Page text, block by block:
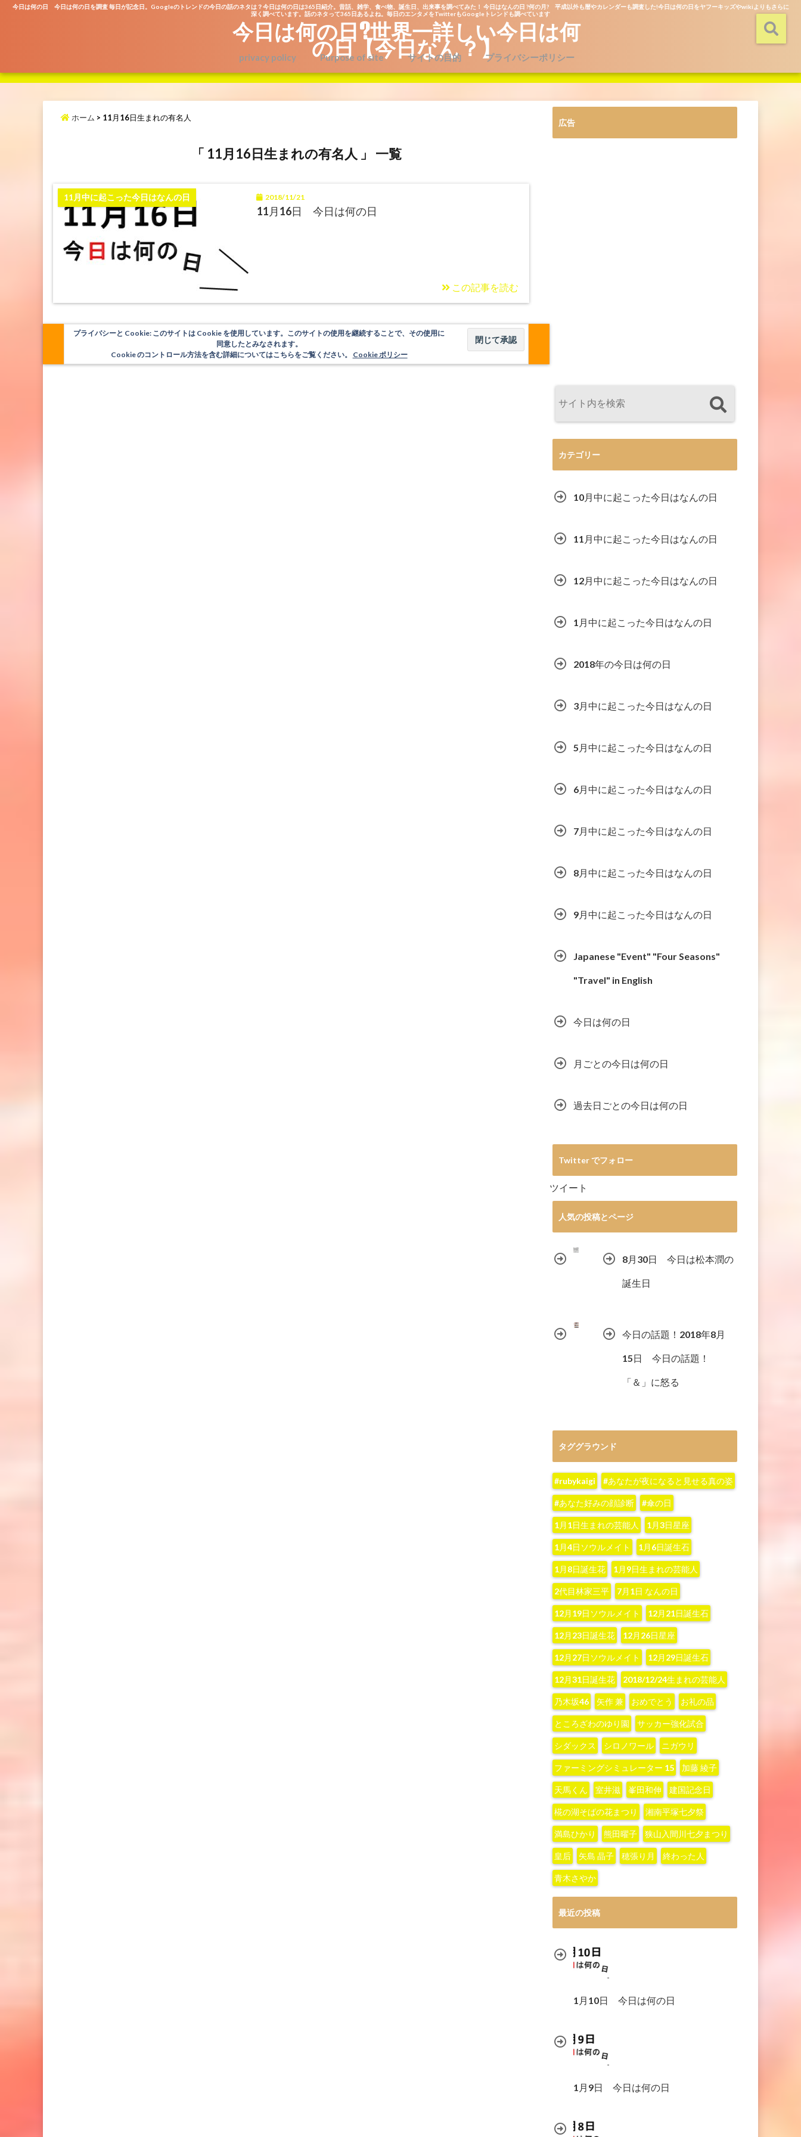
今日は何の日 今日は何の日を調査 毎日が記念日。Googleのトレンドの今日の話のネタは？今日は何の日は365日紹介。昔話、雑学、食べ物、誕生日、出来事を調べてみた！ 今日はなんの日 ?何の月? 平成以外も暦やカレンダーも調査した!今日は何の日をヤフーキッズやwikiよりもさらに
深く調べています。話のネタって365日あるよね。毎日のエンタメをTwitterもGoogleトレンドも調べています
今日は何の日?世界一詳しい今日は何
の日【今日なん？】
privacy policy Purpose of site サイトの目的 プライバシーポリシー
ホーム > 11月16日生まれの有名人
「 11月16日生まれの有名人 」 一覧
11月中に起こった今日はなんの日 2018/11/21
11月16日 今日は何の日
この記事を読む
プライバシーと Cookie: このサイトは Cookie を使用しています。このサイトの使用を継続することで、その使用に
同意したとみなされます。
Cookie のコントロール方法を含む詳細についてはこちらをご覧ください。 Cookie ポリシー
広告
カテゴリー
10月中に起こった今日はなんの日
11月中に起こった今日はなんの日
12月中に起こった今日はなんの日
1月中に起こった今日はなんの日
2018年の今日は何の日
3月中に起こった今日はなんの日
5月中に起こった今日はなんの日
6月中に起こった今日はなんの日
7月中に起こった今日はなんの日
8月中に起こった今日はなんの日
9月中に起こった今日はなんの日
Japanese "Event" "Four Seasons"
"Travel" in English
今日は何の日
月ごとの今日は何の日
過去日ごとの今日は何の日
Twitter でフォロー
ツイート
人気の投稿とページ
8月30日 今日は松本潤の
誕生日
今日の話題！2018年8月
15日 今日の話題！
「＆」に怒る
タググラウンド
#rubykaigi #あなたが夜になると見せる真の姿
#あなた好みの顔診断 #傘の日
1月1日生まれの芸能人 1月3日星座
1月4日ソウルメイト 1月6日誕生石
1月8日誕生花 1月9日生まれの芸能人
2代目林家三平 7月1日 なんの日
12月19日ソウルメイト 12月21日誕生石
12月23日誕生花 12月26日星座
12月27日ソウルメイト 12月29日誕生石
12月31日誕生花 2018/12/24生まれの芸能人
‪乃木坂46‬ ‪矢作 兼‬ おめでとう お礼の品
ところざわのゆり園 サッカー強化試合
シダックス シロノワール ニガウリ
ファーミングシミュレーター 15 加藤 綾子‬
天馬くん 室井滋 峯田和伸 建国記念日
椛の湖そばの花まつり 湘南平塚七夕祭
満島ひかり 熊田曜子 狭山入間川七夕まつり
皇后 矢島 晶子 穂張り月 終わった人
青木さやか
最近の投稿
1月10日 今日は何の日
1月9日 今日は何の日